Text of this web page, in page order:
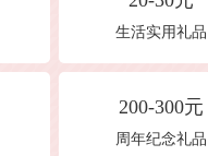
生活实用礼品
200-300元
周年纪念礼品